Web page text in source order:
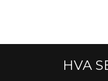
HVA